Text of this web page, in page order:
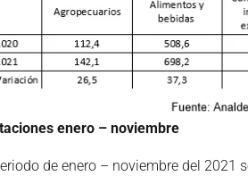
enero – noviembre
de enero – noviembre del 2021